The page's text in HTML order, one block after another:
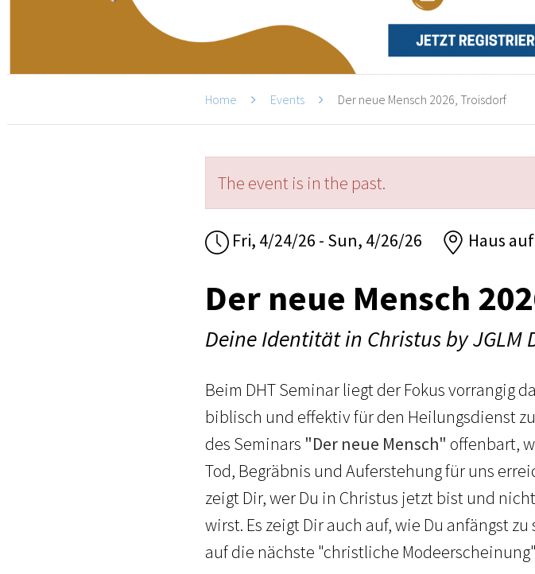
Home Events Der neue Mensch 2026, Troisdorf
The event is in the past.
Fri, 4/24/26 - Sun, 4/26/26 Haus
Der neue Mensch
Deine Identität in Christus by JGLM
Beim DHT Seminar liegt der Fokus vorrangig
biblisch und effektiv für den Heilungsdienst
des Seminars "Der neue Mensch" offenbart,
Tod, Begräbnis und Auferstehung für uns
zeigt Dir, wer Du in Christus jetzt bist und
wirst. Es zeigt Dir auch auf, wie Du anfängst
auf die nächste "christliche